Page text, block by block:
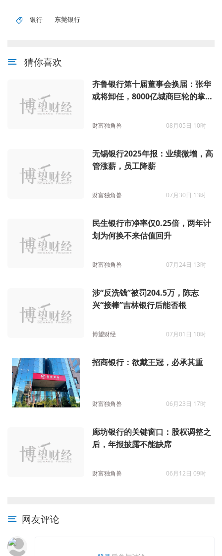
银行 东莞银行
猜你喜欢
齐鲁银行第十届董事会换届：张华
或将卸任，8000亿城商巨轮的掌舵
财富独角兽 08月05日 10时
无锡银行2025年报：业绩微增，高
管涨薪，员工降薪
财富独角兽 07月30日 13时
民生银行市净率仅0.25倍，两年计
划为何换不来估值回升
财富独角兽 07月24日 13时
涉“反洗钱”被罚204.5万，陈志
兴“接棒”吉林银行后能否根
博望财经 07月01日 10时
招商银行：欲戴王冠，必承其重
财富独角兽 06月23日 17时
廊坊银行的关键窗口：股权调整之
后，年报披露不能缺席
财富独角兽 06月12日 09时
网友评论